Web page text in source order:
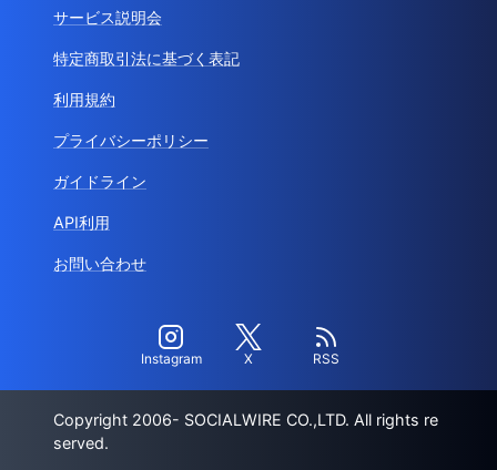
サービス説明会
特定商取引法に基づく表記
利用規約
プライバシーポリシー
ガイドライン
API利用
お問い合わせ
Instagram X RSS
Copyright 2006- SOCIALWIRE CO.,LTD. All rights re
served.